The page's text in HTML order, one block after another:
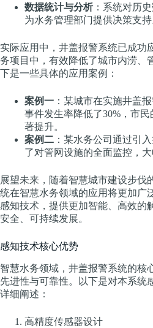
数据统计与分析：系统对历史
为水务管理部门提供决策支持
实际应用中，井盖报警系统已成功
务项目中，有效降低了城市内涝、
下是一些具体的应用案例：
案例一 ：某城市在实施井盖
事件发生率降低了30%，市
著提升。
案例二 ：某水务公司通过引
了对管网设施的全面监控，大
展望未来，随着智慧城市建设步伐
统在智慧水务领域的应用将更加广
感知技术，提供更加智能、高效的
安全、可持续发展。
感知技术核心优势
智慧水务领域，井盖报警系统的核
先进性与可靠性。以下是对本系统
详细阐述：
高精度传感器设计